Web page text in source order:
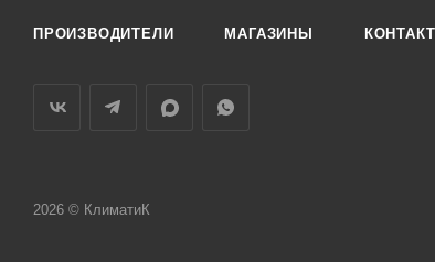
ПРОИЗВОДИТЕЛИ МАГАЗИНЫ
2026 © КлиматиК